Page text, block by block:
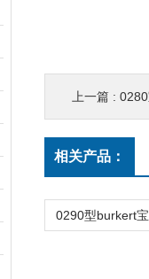
上一篇 :
相关产品：